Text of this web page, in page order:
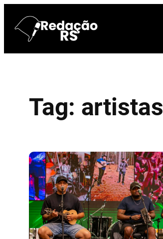
para
conteúdo
Tag: artistas